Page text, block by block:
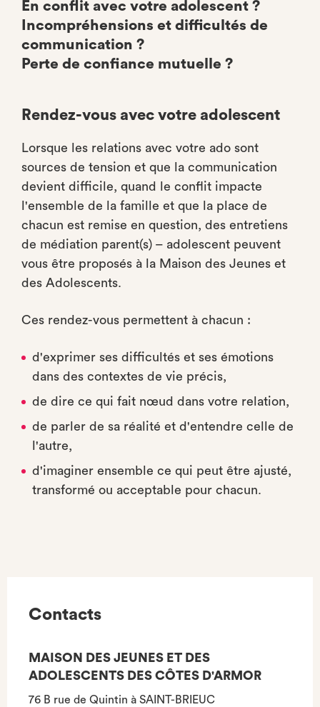
En conflit avec votre adolescent ?
Incompréhensions et difficultés de
communication ?
Perte de confiance mutuelle ?
Rendez-vous avec votre adolescent
Lorsque les relations avec votre ado sont
sources de tension et que la communication
devient difficile, quand le conflit impacte
l'ensemble de la famille et que la place de
chacun est remise en question, des entretiens
de médiation parent(s) – adolescent peuvent
vous être proposés à la Maison des Jeunes et
des Adolescents.
Ces rendez-vous permettent à chacun :
d'exprimer ses difficultés et ses émotions
dans des contextes de vie précis,
de dire ce qui fait nœud dans votre relation,
de parler de sa réalité et d'entendre celle de
l'autre,
d'imaginer ensemble ce qui peut être ajusté,
transformé ou acceptable pour chacun.
Contacts
MAISON DES JEUNES ET DES
ADOLESCENTS DES CÔTES D'ARMOR
76 B rue de Quintin à SAINT-BRIEUC